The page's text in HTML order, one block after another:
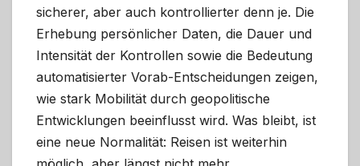
sicherer, aber auch kontrollierter denn je. Die
Erhebung persönlicher Daten, die Dauer und
Intensität der Kontrollen sowie die Bedeutung
automatisierter Vorab-Entscheidungen zeigen,
wie stark Mobilität durch geopolitische
Entwicklungen beeinflusst wird. Was bleibt, ist
eine neue Normalität: Reisen ist weiterhin